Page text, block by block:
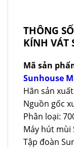
THÔNG
KÍNH VÁT
Mã sản
Sunhouse
Hãn sản
Nguồn gốc
Phân loại:
Máy hút mùi
Tập đoàn